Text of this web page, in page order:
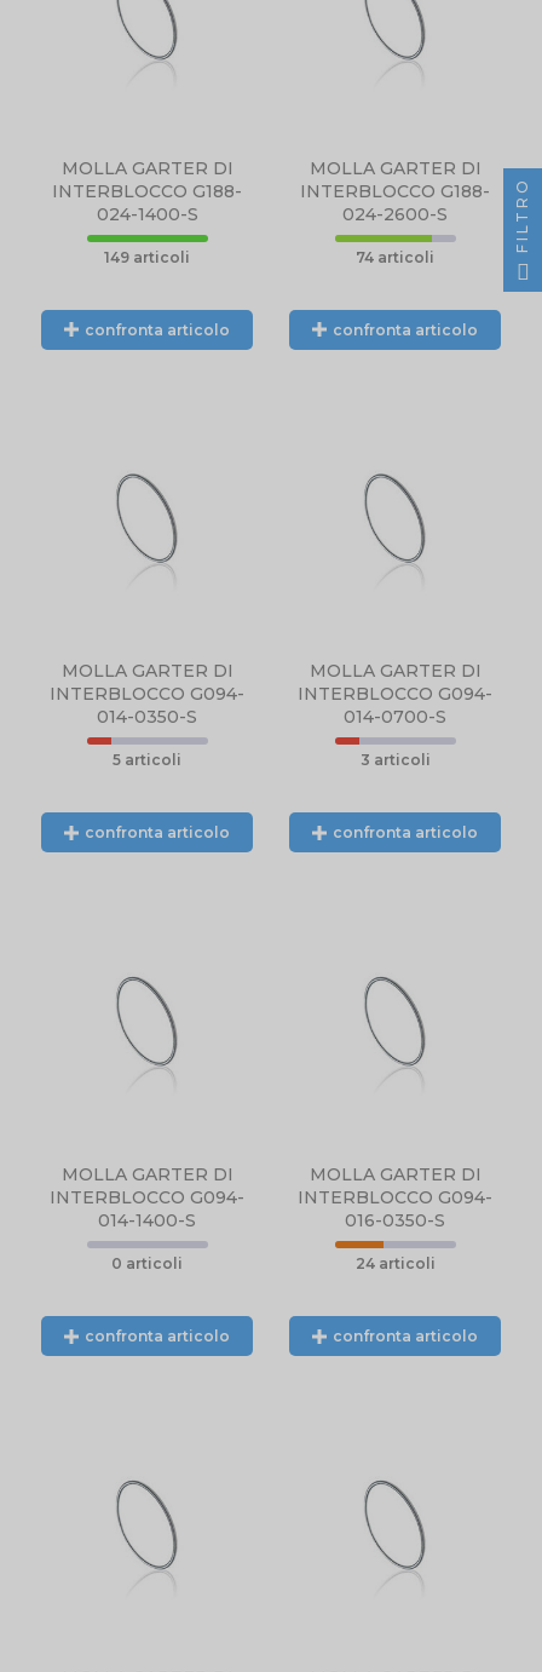
MOLLA GARTER DI
INTERBLOCCO G188-
024-1400-S
149 articoli
confronta articolo
MOLLA GARTER DI
INTERBLOCCO G188-
024-2600-S
74 articoli
confronta articolo
MOLLA GARTER DI
INTERBLOCCO G094-
014-0350-S
5 articoli
confronta articolo
MOLLA GARTER DI
INTERBLOCCO G094-
014-0700-S
3 articoli
confronta articolo
MOLLA GARTER DI
INTERBLOCCO G094-
014-1400-S
0 articoli
confronta articolo
MOLLA GARTER DI
INTERBLOCCO G094-
016-0350-S
24 articoli
confronta articolo
FILTRO